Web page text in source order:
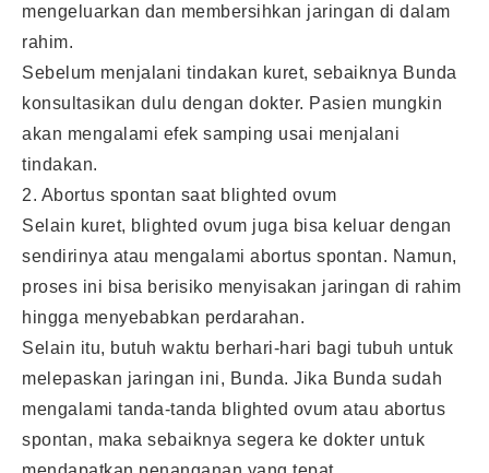
mengeluarkan dan membersihkan jaringan di dalam
rahim.
Sebelum menjalani tindakan kuret, sebaiknya Bunda
konsultasikan dulu dengan dokter. Pasien mungkin
akan mengalami efek samping usai menjalani
tindakan.
2. Abortus spontan saat blighted ovum
Selain kuret, blighted ovum juga bisa keluar dengan
sendirinya atau mengalami abortus spontan. Namun,
proses ini bisa berisiko menyisakan jaringan di rahim
hingga menyebabkan perdarahan.
Selain itu, butuh waktu berhari-hari bagi tubuh untuk
melepaskan jaringan ini, Bunda. Jika Bunda sudah
mengalami tanda-tanda blighted ovum atau abortus
spontan, maka sebaiknya segera ke dokter untuk